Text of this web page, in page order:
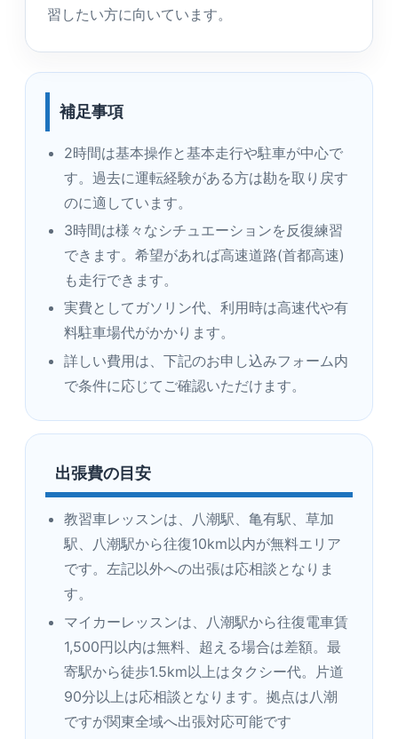
習したい方に向いています。
補足事項
2時間は基本操作と基本走行や駐車が中心で
す。過去に運転経験がある方は勘を取り戻す
のに適しています。
3時間は様々なシチュエーションを反復練習
できます。希望があれば高速道路(首都高速)
も走行できます。
実費としてガソリン代、利用時は高速代や有
料駐車場代がかかります。
詳しい費用は、下記のお申し込みフォーム内
で条件に応じてご確認いただけます。
出張費の目安
教習車レッスンは、八潮駅、亀有駅、草加
駅、八潮駅から往復10km以内が無料エリア
です。左記以外への出張は応相談となりま
す。
マイカーレッスンは、八潮駅から往復電車賃
1,500円以内は無料、超える場合は差額。最
寄駅から徒歩1.5km以上はタクシー代。片道
90分以上は応相談となります。拠点は八潮
ですが関東全域へ出張対応可能です